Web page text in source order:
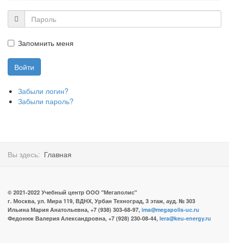
Запомнить меня
Забыли логин?
Забыли пароль?
Вы здесь: Главная
© 2021-2022 Учебный центр ООО "Мегаполис"
г. Москва, ул. Мира 119, ВДНХ, Урбан Техноград, 3 этаж, ауд. № 303
Ильина Мария Анатольевна, +7 (938) 303-68-97, ima@megapolis-uc.ru
Федонюк Валерия Александровна, +7 (928) 230-08-44, lera@keu-energy.ru